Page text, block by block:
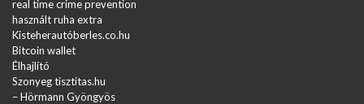
real time crime prevention
használt ruha extra
Kisteherautóberles.co.hu
Bitcoin wallet
Élhajlító
Szonyeg tisztitas.hu
–Hörmann Gyöngyös